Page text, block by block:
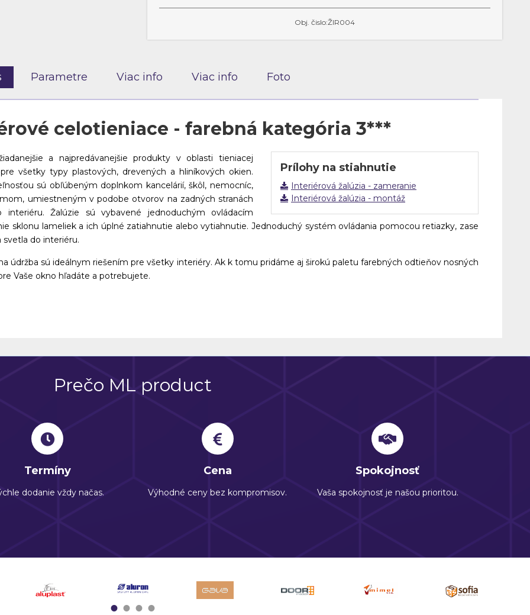
Obj. čislo:ŽIR004
Parametre Viac info Viac info Foto
celotieniace - farebná kategória 3***
Prílohy na stiahnutie
Interiérová žalúzia - zameranie
Interiérová žalúzia - montáž
a najpredávanejšie produkty v oblasti tieniacej
všetky typy plastových, drevených a hliníkových okien.
sú obľúbeným doplnkom kancelárií, škôl, nemocníc,
umiestneným v podobe otvorov na zadných stranách
Žalúzie sú vybavené jednoduchým ovládacím
sklonu lameliek a ich úplné zatiahnutie alebo vytiahnutie. Jednoduchý systém ovládania pomocou retiazky, zase
do interiéru.
údržba sú ideálnym riešením pre všetky interiéry. Ak k tomu pridáme aj širokú paletu farebných odtieňov nosných
Vaše okno hľadáte a potrebujete.
Prečo ML product
Termíny
dodanie vždy načas.
Cena
Výhodné ceny bez kompromisov.
Spokojnosť
Vaša spokojnosť je našou prioritou.
1234